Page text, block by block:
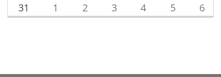
31
1 2 3 4 5 6